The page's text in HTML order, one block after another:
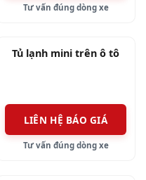
keo để tương cường
tạo nên sự thẩm
Tư vấn đúng dòng xe
Tủ lạnh mini trên ô tô
LIÊN HỆ BÁO GIÁ
Tư vấn đúng dòng xe